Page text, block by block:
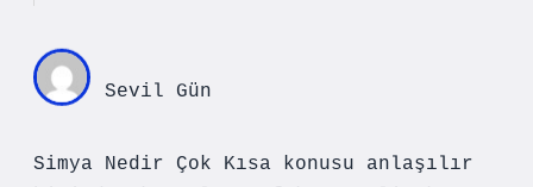
Sevil Gün
Simya Nedir Çok Kısa konusu anlaşılır